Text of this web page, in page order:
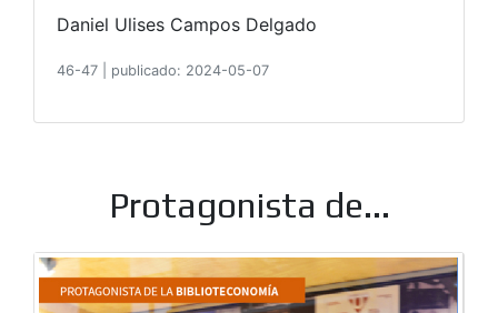
Daniel Ulises Campos Delgado
46-47 publicado: 2024-05-07
Protagonista de...